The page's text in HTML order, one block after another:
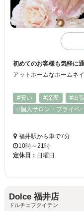
初めてのお客様も気軽に
#安い
#深夜 #出張
#個人サロン・プライベ
福井駅から車で7分
10時～21時
定休日： 日曜日
Dolce 福井店
ドルチェフクイテン